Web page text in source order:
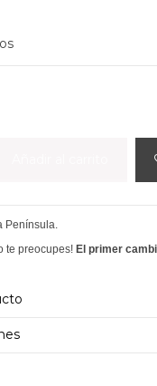
Península.
te preocupes! El primer